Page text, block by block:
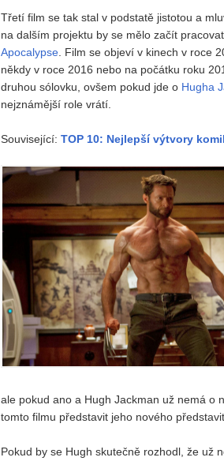
Třetí film se tak stal v podstatě jistotou a
na dalším projektu by se mělo začít
Apocalypse. Film se objeví v kinech v roce
někdy v roce 2016 nebo na počátku roku
druhou sólovku, ovšem pokud jde o Hugha
nejznámější role vrátí.
Související: TOP 10: Nejlepší výtvory
ale pokud ano a Hugh Jackman už nemá o
tomto filmu představit jeho nového
Pokud by se Hugh skutečně rozhodl, že už